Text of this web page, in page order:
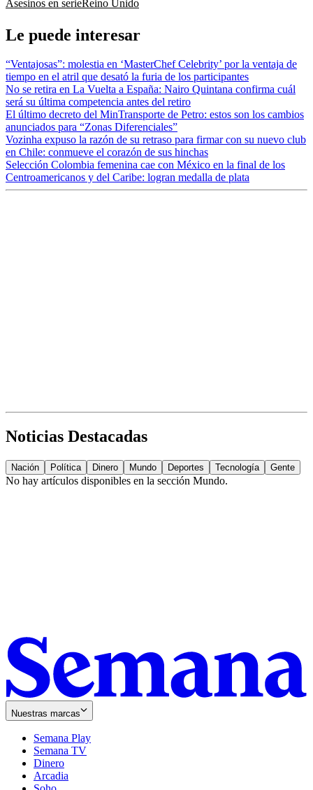
Asesinos en serieReino Unido
Le puede interesar
“Ventajosas”: molestia en ‘MasterChef Celebrity’ por la ventaja de
tiempo en el atril que desató la furia de los participantes
No se retira en La Vuelta a España: Nairo Quintana confirma cuál
será su última competencia antes del retiro
El último decreto del MinTransporte de Petro: estos son los cambios
anunciados para “Zonas Diferenciales”
Vozinha expuso la razón de su retraso para firmar con su nuevo club
en Chile: conmueve el corazón de sus hinchas
Selección Colombia femenina cae con México en la final de los
Centroamericanos y del Caribe: logran medalla de plata
Noticias Destacadas
Nación Política Dinero Mundo Deportes Tecnología Gente
No hay artículos disponibles en la sección Mundo.
Nuestras marcas
Semana Play
Semana TV
Dinero
Arcadia